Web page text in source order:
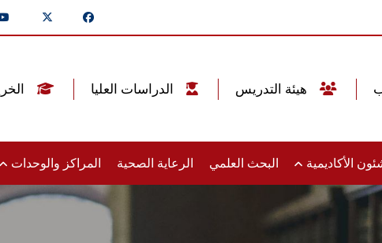
الأكاديمية البحث العلمي الرعاية الصحية المراكز والوحدات